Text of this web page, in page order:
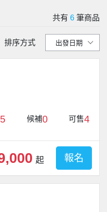
共有 6 筆商品
排序方式
候補0 可售4
起 報名